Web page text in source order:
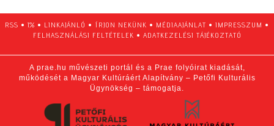
RSS • 1% • LINKAJÁNLÓ • ÍRJON NEKÜNK • MÉDIAAJÁNLAT • IMPRESSZUM •
FELHASZNÁLÁSI FELTÉTELEK • ADATKEZELÉSI TÁJÉKOZTATÓ
A prae.hu művészeti portál és a Prae folyóirat kiadását,
működését a Magyar Kultúráért Alapítvány – Petőfi Kulturális
Ügynökség – támogatja.